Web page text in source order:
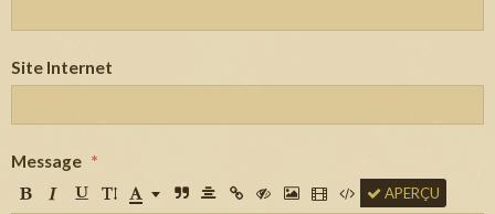
Site Internet
Message
APERÇU